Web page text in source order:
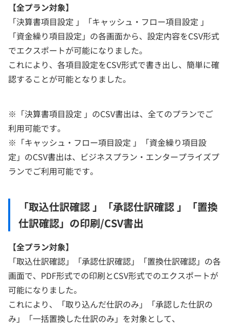
【全プラン対象】
「決算書項目設定 」「キャッシュ・フロー項目設定 」
「資金繰り項目設定」の各画面から、設定内容をCSV形式
でエクスポートが可能になりました。
これにより、各項目設定をCSV形式で書き出し、簡単に確
認することが可能となりました。
※「決算書項目設定 」のCSV書出は、全てのプランでご
利用可能です。
※「キャッシュ・フロー項目設定 」「資金繰り項目設
定」のCSV書出は、ビジネスプラン・エンタープライズプ
ランでご利用可能です。
「取込仕訳確認 」「承認仕訳確認 」「置換
仕訳確認」の印刷/CSV書出
【全プラン対象】
「取込仕訳確認」「承認仕訳確認」「置換仕訳確認」の各
画面で、PDF形式での印刷とCSV形式でのエクスポートが
可能になりました。
これにより、「取り込んだ仕訳のみ」「承認した仕訳の
み」「一括置換した仕訳のみ」を対象として、